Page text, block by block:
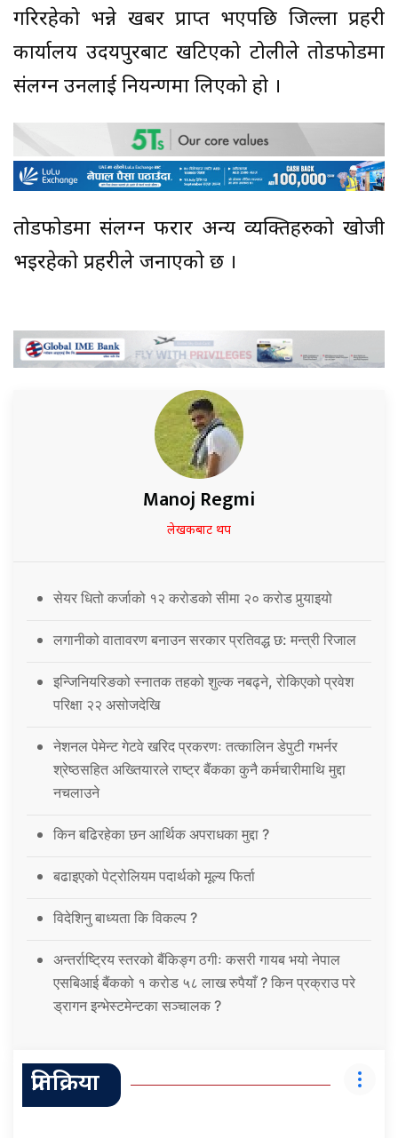
गरिरहेको भन्ने खबर प्राप्त भएपछि जिल्ला प्रहरी
कार्यालय उदयपुरबाट खटिएको टोलीले तोडफोडमा
संलग्न उनलाई नियन्त्रणमा लिएको हो ।
तोडफोडमा संलग्न फरार अन्य व्यक्तिहरुको खोजी
भइरहेको प्रहरीले जनाएको छ ।
Manoj Regmi
लेखकबाट थप
सेयर धितो कर्जाको १२ करोडको सीमा २० करोड पुर्‍याइयो
लगानीको वातावरण बनाउन सरकार प्रतिवद्ध छ: मन्त्री रिजाल
इन्जिनियरिङको स्नातक तहको शुल्क नबढ्ने, रोकिएको प्रवेश
परिक्षा २२ असोजदेखि
नेशनल पेमेन्ट गेटवे खरिद प्रकरणः तत्कालिन डेपुटी गभर्नर
श्रेष्ठसहित अख्तियारले राष्ट्र बैंकका कुनै कर्मचारीमाथि मुद्दा
नचलाउने
किन बढिरहेका छन आर्थिक अपराधका मुद्दा ?
बढाइएको पेट्रोलियम पदार्थको मूल्य फिर्ता
विदेशिनु बाध्यता कि विकल्प ?
अन्तर्राष्ट्रिय स्तरको बैंकिङ्ग ठगीः कसरी गायब भयो नेपाल
एसबिआई बैंकको १ करोड ५८ लाख रुपैयाँ ? किन प्रक्राउ परे
ड्रागन इन्भेस्टमेन्टका सञ्चालक ?
प्रतिक्रिया